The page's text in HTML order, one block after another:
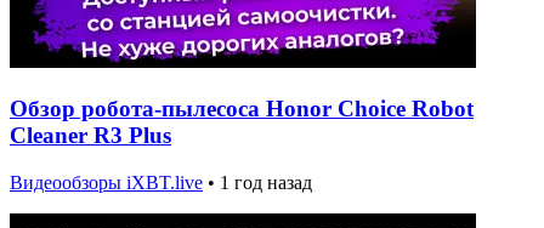
Обзор робота-пылесоса Honor Choice Robot
Cleaner R3 Plus
Видеообзоры iXBT.live • 1 год назад